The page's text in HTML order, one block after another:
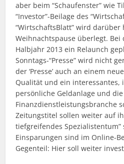
aber beim “Schaufenster” wie
“Investor”-Beilage des
“WirtschaftsBlatt” wird darüber
Weihnachtspause überlegt. Bei
Halbjahr 2013 ein Relaunch
Sonntags-“Presse” wird nicht
der ‘Presse’ auch an einem
Qualität und ein interessantes,
persönliche Geldanlage und die
Finanzdienstleistungsbranche
Zeitungstitel sollen weiter auf
tiefgreifendes Spezialistentum”
Einsparungen sind im Online-
Gegenteil: Hier soll weiter